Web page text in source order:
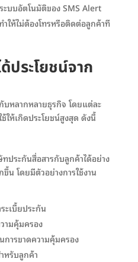
บบอัตโนมัติของ SMS Alert
ให้ไม่ต้องโทรหรือติดต่อลูกค้าที
ประโยชน์จาก
บหลากหลายธุรกิจ โดยแต่ละ
ให้เกิดประโยชน์สูงสุด ดังนี้
ประกันสื่อสารกับลูกค้าได้อย่าง
น โดยมีตัวอย่างการใช้งาน
ะเบี้ยประกัน
ามคุ้มครอง
การขาดความคุ้มครอง
หรับลูกค้า